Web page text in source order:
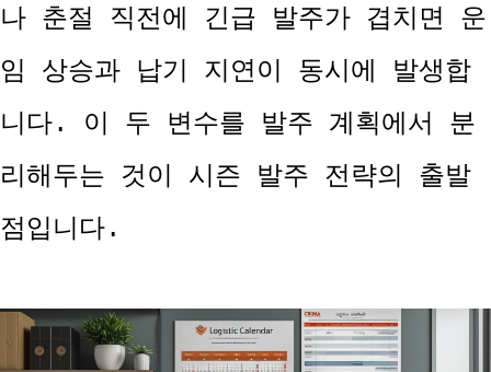
나 춘절 직전에 긴급 발주가 겹치면 운
임 상승과 납기 지연이 동시에 발생합
니다. 이 두 변수를 발주 계획에서 분
리해두는 것이 시즌 발주 전략의 출발
점입니다.